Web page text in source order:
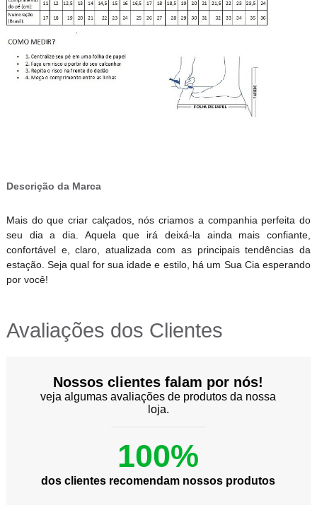
Descrição da Marca
Mais do que criar calçados, nós criamos a companhia perfeita do
seu dia a dia. Aquela que irá deixá-la ainda mais confiante,
confortável e, claro, atualizada com as principais tendências da
estação. Seja qual for sua idade e estilo, há um Sua Cia esperando
por você!
Avaliações dos Clientes
Nossos clientes falam por nós!
veja algumas avaliações de produtos da nossa
loja.
100%
dos clientes recomendam nossos produtos